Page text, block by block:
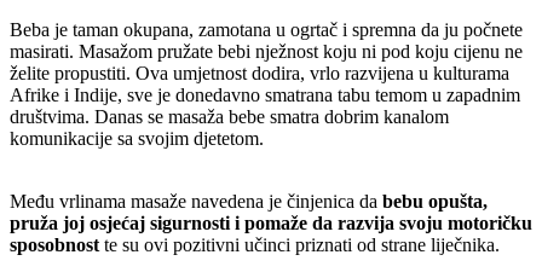
Beba je taman okupana, zamotana u ogrtač i spremna da ju počnete
masirati. Masažom pružate bebi nježnost koju ni pod koju cijenu ne
želite propustiti. Ova umjetnost dodira, vrlo razvijena u kulturama
Afrike i Indije, sve je donedavno smatrana tabu temom u zapadnim
društvima. Danas se masaža bebe smatra dobrim kanalom
komunikacije sa svojim djetetom.
Među vrlinama masaže navedena je činjenica da bebu opušta,
pruža joj osjećaj sigurnosti i pomaže da razvija svoju motoričku
sposobnost te su ovi pozitivni učinci priznati od strane liječnika.